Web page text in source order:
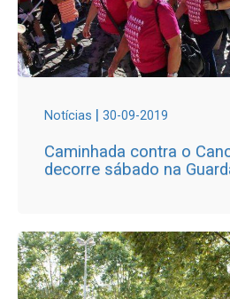
Notícias | 30-09-2019
Caminhada contra o
decorre sábado na